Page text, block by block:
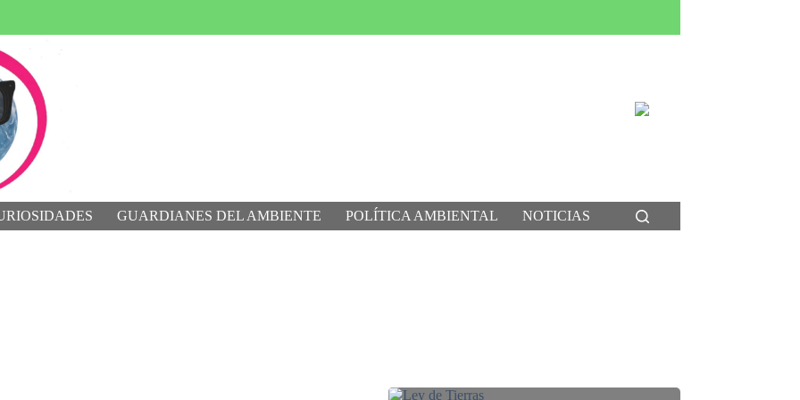
GUARDIANES DEL AMBIENTE POLÍTICA AMBIENTAL NOTICIAS